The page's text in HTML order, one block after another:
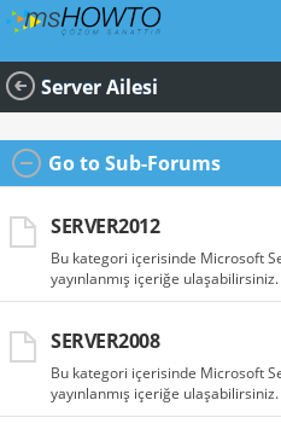
Server Ailesi
Go to Sub-Forums
SERVER2012
Bu kategori içerisinde Microsoft
yayınlanmış içeriğe ulaşabilirsiniz.
SERVER2008
Bu kategori içerisinde Microsoft
yayınlanmış içeriğe ulaşabilirsiniz.